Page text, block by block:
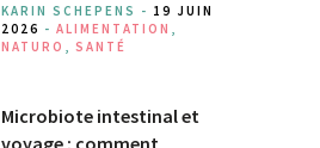
KARIN SCHEPENS - 19 JUIN
2026 - ALIMENTATION ,
NATURO , SANTÉ
Microbiote intestinal et
voyage : comment